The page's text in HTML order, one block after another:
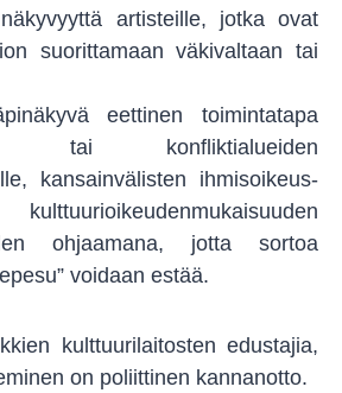
artisteille, jotka ovat
suorittamaan väkivaltaan tai
eettinen toimintatapa
tai konfliktialueiden
kansainvälisten ihmisoikeus-
ohjaamana, jotta sortoa
voidaan estää.
kulttuurilaitosten edustajia,
on poliittinen kannanotto.